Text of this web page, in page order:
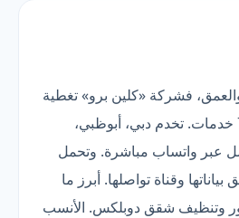
فشركة «كلين برو» تغطية
8 مناطق وقائمة من 7 خدمات. تخدم دبي، أبوظبي،
عبر واتساب مباشرة. وتحمل
وقناة تواصلها. أبرز ما
وتنظيف شقق دوبلكس. الأنسب